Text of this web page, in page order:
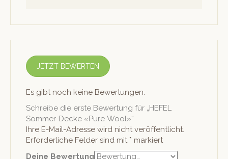
JETZT BEWERTEN
Es gibt noch keine Bewertungen.
Schreibe die erste Bewertung für „HEFEL
Sommer-Decke «Pure Wool»“
Ihre E-Mail-Adresse wird nicht veröffentlicht.
Erforderliche Felder sind mit * markiert
Deine Bewertung